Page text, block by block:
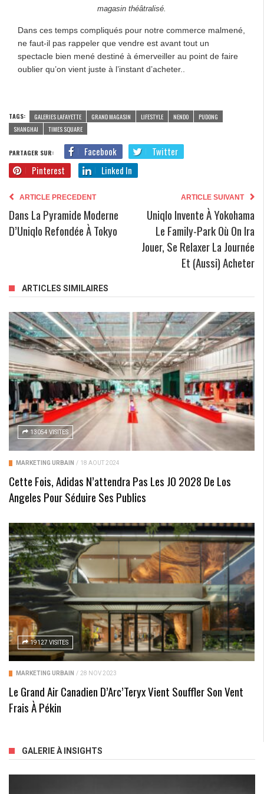
magasin théâtralisé.
Dans ces temps compliqués pour notre commerce malmené,
ne faut-il pas rappeler que vendre est avant tout un
spectacle bien mené destiné à émerveiller au point de faire
oublier qu’on vient juste à l’instant d’acheter..
TAGS: GALERIES LAFAYETTE GRAND MAGASIN LIFESTYLE NENDO
PUDONG
SHANGHAI
TIMES SQUARE
PARTAGER SUR: Facebook
Twitter
Pinterest
Linked In
ARTICLE PRECEDENT
Dans La Pyramide Moderne
D’Uniqlo Refondée À Tokyo
ARTICLE SUIVANT
Uniqlo Invente À Yokohama
Le Family-Park Où On Ira
Jouer, Se Relaxer La Journée
Et (aussi) Acheter
ARTICLES SIMILAIRES
13054 VISITES
MARKETING URBAIN / 18 AOÛT 2024
Cette Fois, Adidas N’attendra Pas Les JO 2028 De Los
Angeles Pour Séduire Ses Publics
19127 VISITES
MARKETING URBAIN / 28 NOV 2023
Le Grand Air Canadien D’Arc’Teryx Vient Souffler Son Vent
Frais À Pékin
GALERIE À INSIGHTS